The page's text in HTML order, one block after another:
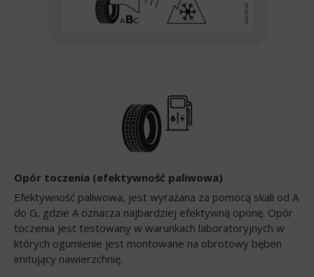
Opór toczenia (efektywność paliwowa)
Efektywność paliwowa, jest wyrażana za pomocą skali od A
do G, gdzie A oznacza najbardziej efektywną oponę. Opór
toczenia jest testowany w warunkach laboratoryjnych w
których ogumienie jest montowane na obrotowy bęben
imitujący nawierzchnię.